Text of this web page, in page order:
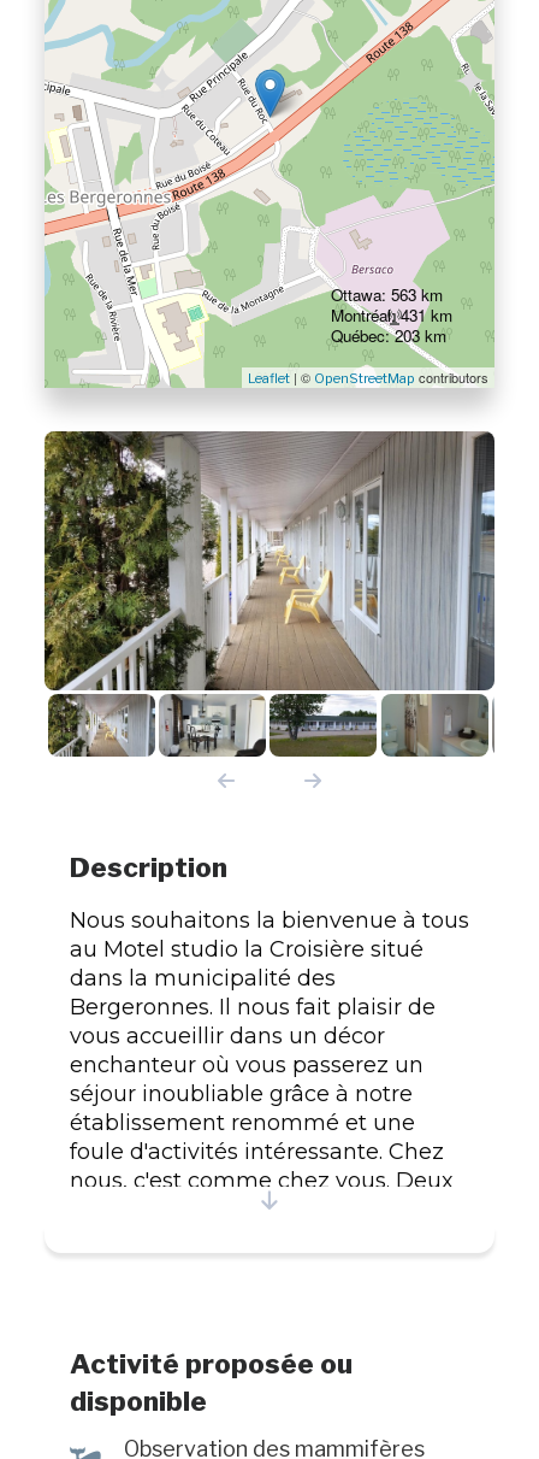
Leaflet| © OpenStreetMap contributors
Ottawa: 563 km
Montréal: 431 km
Québec: 203 km
Description
Nous souhaitons la bienvenue à tous
au Motel studio la Croisière situé
dans la municipalité des
Bergeronnes. Il nous fait plaisir de
vous accueillir dans un décor
enchanteur où vous passerez un
séjour inoubliable grâce à notre
établissement renommé et une
foule d'activités intéressante. Chez
nous, c'est comme chez vous. Deux
types de chambres sont à votre
complète pour préparer vos repas.
Nos chambres doubles sont
équipées d'un mini-réfrigérateur et
d'une cafetière. #CITQ : 103460
Activité proposée ou
disponible
Observation des mammifères